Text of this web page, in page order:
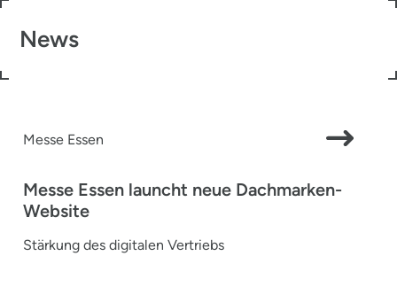
News
Messe Essen
Messe Essen launcht neue Dachmarken-
Website
Stärkung des digitalen Vertriebs